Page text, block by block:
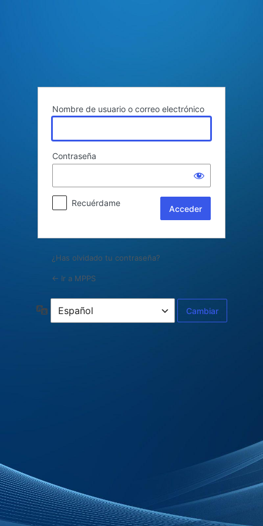
Nombre de usuario o correo electrónico
Contraseña
Recuérdame
¿Has olvidado tu contraseña?
← Ir a MPPS
Idioma